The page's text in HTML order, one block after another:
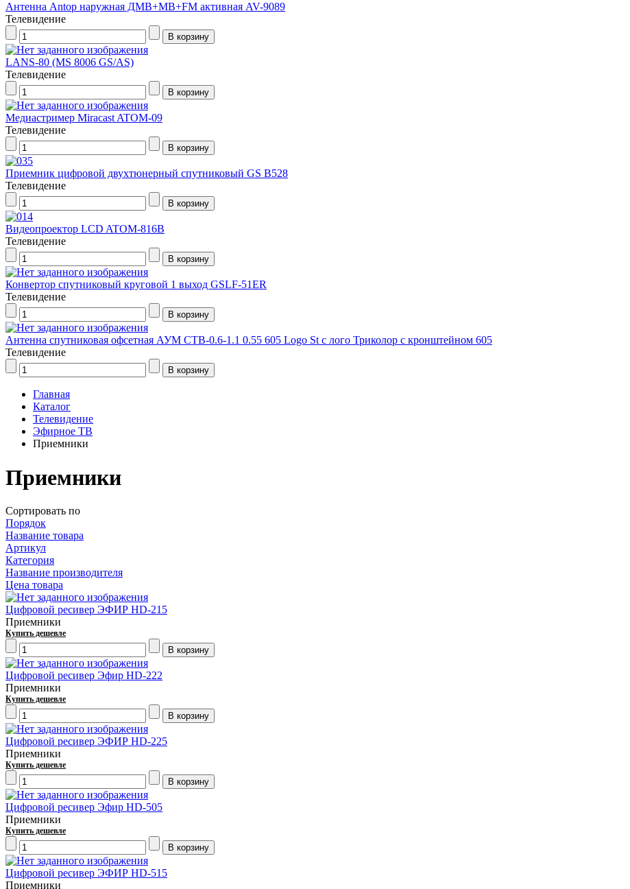
Антенна Antop наружная ДМВ+МВ+FM активная AV-9089
Телевидение
LANS-80 (MS 8006 GS/AS)
Телевидение
Медиастример Miracast ATOM-09
Телевидение
Приемник цифровой двухтюнерный спутниковый GS B528
Телевидение
Видеопроектор LCD ATOM-816B
Телевидение
Конвертор спутниковый круговой 1 выход GSLF-51ER
Телевидение
Антенна спутниковая офсетная АУМ CTB-0.6-1.1 0.55 605 Logo St с лого Триколор с кронштейном 605
Телевидение
Главная
Каталог
Телевидение
Эфирное ТВ
Приемники
Приемники
Сортировать по
Порядок
Название товара
Артикул
Категория
Название производителя
Цена товара
Цифровой ресивер ЭФИР HD-215
Приемники
Купить дешевле
Цифровой ресивер Эфир HD-222
Приемники
Купить дешевле
Цифровой ресивер ЭФИР HD-225
Приемники
Купить дешевле
Цифровой ресивер Эфир HD-505
Приемники
Купить дешевле
Цифровой ресивер ЭФИР HD-515
Приемники